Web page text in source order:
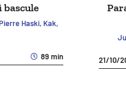
Haski, Kak,
89 min 21/10/